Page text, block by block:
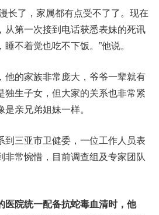
长了，家属都有点受不了了。现在
从第一次接到电话获悉表妹的死讯
不着觉也吃不下饭。”他说。
他的家族非常庞大，爷爷一辈就有
独生子女，但大家的关系也非常紧
亲兄弟姐妹一样。
到三亚市卫健委，一位工作人员表
非常惋惜，目前调查组及专家团队
医院统一配备抗蛇毒血清时，他